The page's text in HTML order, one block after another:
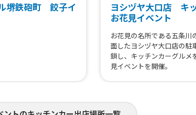
堺鉄砲町 餃子イ
ヨシヅヤ大口店 キ
お花見イベント
お花見の名所である五条川
面したヨシヅヤ大口店の駐
鎖し、キッチンカーグルメ
見イベントを開催。